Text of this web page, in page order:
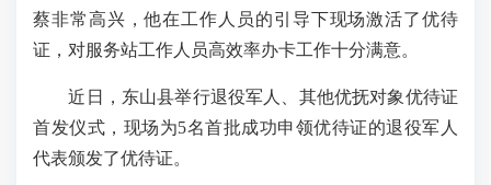
蔡非常高兴，他在工作人员的引导下现场激活了优待
证，对服务站工作人员高效率办卡工作十分满意。
近日，东山县举行退役军人、其他优抚对象优待证
首发仪式，现场为5名首批成功申领优待证的退役军人
代表颁发了优待证。